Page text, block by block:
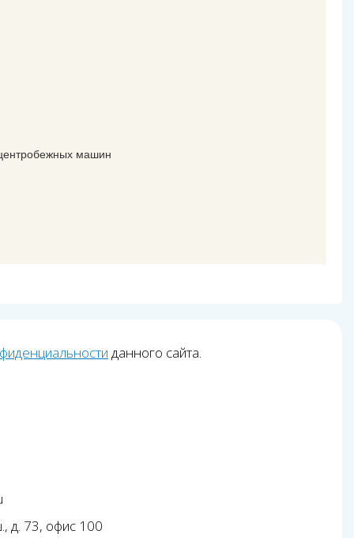
машин
данного сайта.
д. 73, офис 100